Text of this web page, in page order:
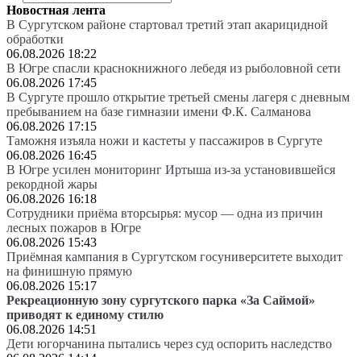
Новостная лента
В Сургутском районе стартовал третий этап акарицидной
обработки
06.08.2026 18:22
В Югре спасли краснокнижного лебедя из рыболовной сети
06.08.2026 17:45
В Сургуте прошло открытие третьей смены лагеря с дневным
пребыванием на базе гимназии имени Ф.К. Салманова
06.08.2026 17:15
Таможня изъяла ножи и кастеты у пассажиров в Сургуте
06.08.2026 16:45
В Югре усилен мониторинг Иртыша из-за установившейся
рекордной жары
06.08.2026 16:18
Сотрудники приёма вторсырья: мусор — одна из причин
лесных пожаров в Югре
06.08.2026 15:43
Приёмная кампания в Сургутском госуниверситете выходит
на финишную прямую
06.08.2026 15:17
Рекреационную зону сургутского парка «За Саймой»
приводят к единому стилю
06.08.2026 14:51
Дети югорчанина пытались через суд оспорить наследство